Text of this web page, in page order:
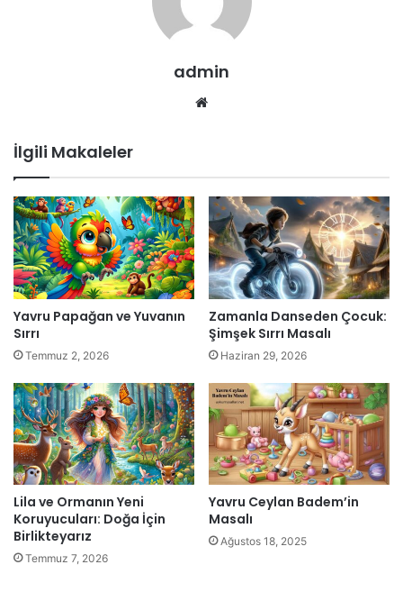
admin
İlgili Makaleler
Yavru Papağan ve Yuvanın
Sırrı
Temmuz 2, 2026
Zamanla Danseden Çocuk:
Şimşek Sırrı Masalı
Haziran 29, 2026
Lila ve Ormanın Yeni
Koruyucuları: Doğa İçin
Birlikteyarız
Temmuz 7, 2026
Yavru Ceylan Badem’in
Masalı
Ağustos 18, 2025